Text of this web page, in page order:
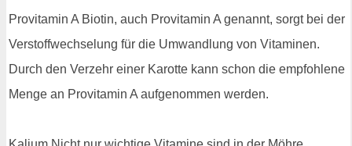
Provitamin A Biotin, auch Provitamin A genannt, sorgt bei der
Verstoffwechselung für die Umwandlung von Vitaminen.
Durch den Verzehr einer Karotte kann schon die empfohlene
Menge an Provitamin A aufgenommen werden.